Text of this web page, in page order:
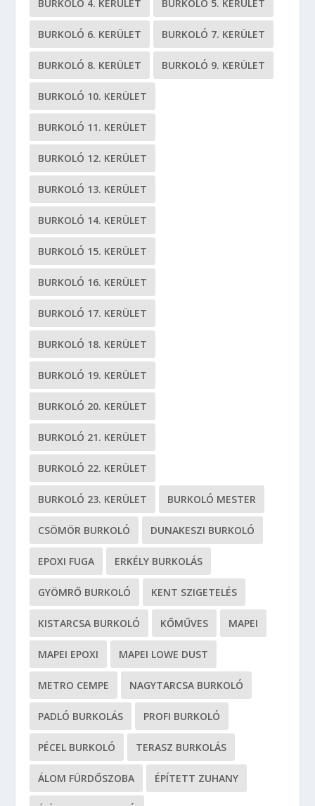
BURKOLÓ 4. KERÜLET BURKOLÓ 5. KERÜLET
BURKOLÓ 6. KERÜLET BURKOLÓ 7. KERÜLET
BURKOLÓ 8. KERÜLET BURKOLÓ 9. KERÜLET
BURKOLÓ 10. KERÜLET
BURKOLÓ 11. KERÜLET
BURKOLÓ 12. KERÜLET
BURKOLÓ 13. KERÜLET
BURKOLÓ 14. KERÜLET
BURKOLÓ 15. KERÜLET
BURKOLÓ 16. KERÜLET
BURKOLÓ 17. KERÜLET
BURKOLÓ 18. KERÜLET
BURKOLÓ 19. KERÜLET
BURKOLÓ 20. KERÜLET
BURKOLÓ 21. KERÜLET
BURKOLÓ 22. KERÜLET
BURKOLÓ 23. KERÜLET BURKOLÓ MESTER
CSÖMÖR BURKOLÓ DUNAKESZI BURKOLÓ
EPOXI FUGA ERKÉLY BURKOLÁS
GYÖMRŐ BURKOLÓ KENT SZIGETELÉS
KISTARCSA BURKOLÓ KŐMŰVES MAPEI
MAPEI EPOXI MAPEI LOWE DUST
METRO CEMPE NAGYTARCSA BURKOLÓ
PADLÓ BURKOLÁS PROFI BURKOLÓ
PÉCEL BURKOLÓ TERASZ BURKOLÁS
ÁLOM FÜRDŐSZOBA ÉPÍTETT ZUHANY